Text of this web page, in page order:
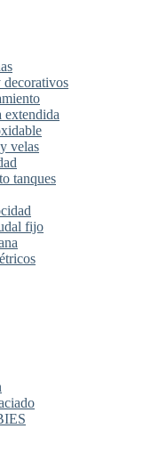
decorativos
extendida
velas
tanques
fijo